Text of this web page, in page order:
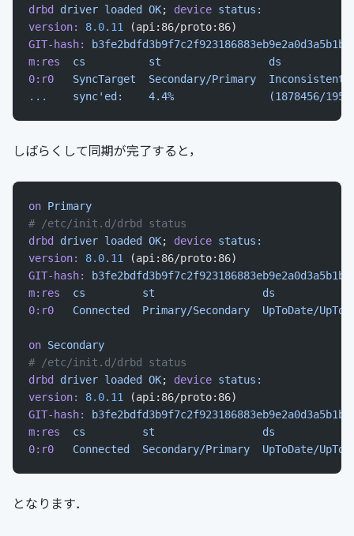
drbd
driver loaded OK; device status:
version:
8.0.11 (api:86/proto:86)
GIT-hash:
b3fe2bdfd3b9f7c2f923186883eb9e2a0d3a5b1b
m:res
  cs
          st
                 ds
0:r0
   SyncTarget
  Secondary/Primary
Inconsistent/
...
sync'ed:    4.4%               (1878456/
しばらくして同期が完了すると，
on Primary
# /etc/init.d/drbd status
drbd
driver loaded OK; device status:
version:
8.0.11 (api:86/proto:86)
GIT-hash:
b3fe2bdfd3b9f7c2f923186883eb9e2a0d3a5b1b
m:res
  cs
         st
                 ds
0:r0
   Connected
  Primary/Secondary
UpToDate/
on Secondary
# /etc/init.d/drbd status
drbd
driver loaded OK; device status:
version:
8.0.11 (api:86/proto:86)
GIT-hash:
b3fe2bdfd3b9f7c2f923186883eb9e2a0d3a5b1b
m:res
  cs
         st
                 ds
0:r0
   Connected
  Secondary/Primary
UpToDate/
となります．